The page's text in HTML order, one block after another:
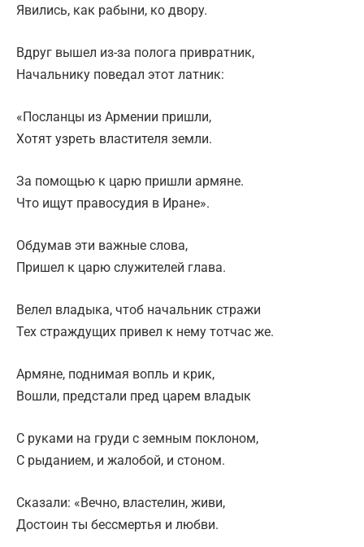
Явились, как рабыни, ко двору.
Вдруг вышел из-за полога привратник,
Начальнику поведал этот латник:
«Посланцы из Армении пришли,
Хотят узреть властителя земли.
За помощью к царю пришли армяне.
Что ищут правосудия в Иране».
Обдумав эти важные слова,
Пришел к царю служителей глава.
Велел владыка, чтоб начальник стражи
Тех страждущих привел к нему тотчас же.
Армяне, поднимая вопль и крик,
Вошли, предстали пред царем владык
С руками на груди с земным поклоном,
С рыданием, и жалобой, и стоном.
Сказали: «Вечно, властелин, живи,
Достоин ты бессмертья и любви.